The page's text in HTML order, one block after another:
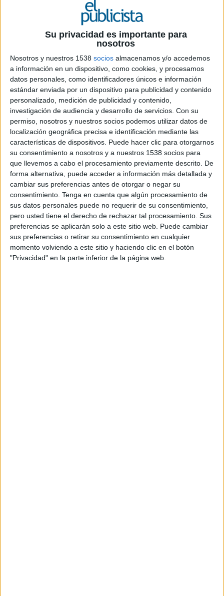
Su privacidad es importante para
nosotros
Nosotros y nuestros 1538 socios almacenamos y/o accedemos
a información en un dispositivo, como cookies, y procesamos
datos personales, como identificadores únicos e información
estándar enviada por un dispositivo para publicidad y contenido
personalizado, medición de publicidad y contenido,
investigación de audiencia y desarrollo de servicios. Con su
permiso, nosotros y nuestros socios podemos utilizar datos de
localización geográfica precisa e identificación mediante las
características de dispositivos. Puede hacer clic para otorgarnos
su consentimiento a nosotros y a nuestros 1538 socios para
que llevemos a cabo el procesamiento previamente descrito. De
forma alternativa, puede acceder a información más detallada y
cambiar sus preferencias antes de otorgar o negar su
consentimiento. Tenga en cuenta que algún procesamiento de
sus datos personales puede no requerir de su consentimiento,
pero usted tiene el derecho de rechazar tal procesamiento. Sus
preferencias se aplicarán solo a este sitio web. Puede cambiar
sus preferencias o retirar su consentimiento en cualquier
momento volviendo a este sitio y haciendo clic en el botón
"Privacidad" en la parte inferior de la página web.
Ficha técnica ‘Perdido’
Anunciante: Taxscouts
Marca:Taxscouts.es
Sector: Financiero
Contacto del cliente: Paula Gallego, Lena Silva
Agencia: Peanuts&Monkeys
Director general creativo: Mario Sánchez del Real
Director general: Joaquín Cobos
Directores creativos: Sergio Rodríguez, Amador
Pastor
Directora de cuentas: Ana Rega